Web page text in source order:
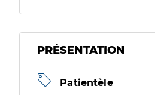
PRÉSENTATION
Patientèle